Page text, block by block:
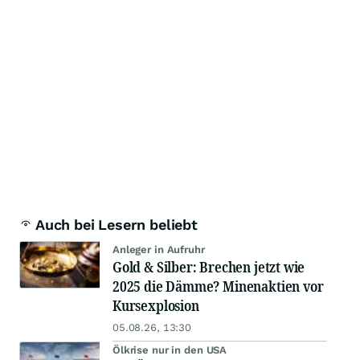
Auch bei Lesern beliebt
Anleger in Aufruhr
Gold & Silber: Brechen jetzt wie
2025 die Dämme? Minenaktien vor
Kursexplosion
05.08.26, 13:30
Ölkrise nur in den USA